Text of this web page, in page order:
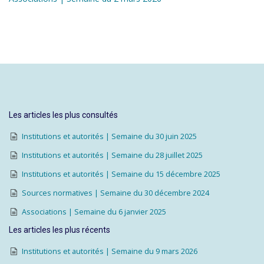
Les articles les plus consultés
Institutions et autorités | Semaine du 30 juin 2025
Institutions et autorités | Semaine du 28 juillet 2025
Institutions et autorités | Semaine du 15 décembre 2025
Sources normatives | Semaine du 30 décembre 2024
Associations | Semaine du 6 janvier 2025
Les articles les plus récents
Institutions et autorités | Semaine du 9 mars 2026